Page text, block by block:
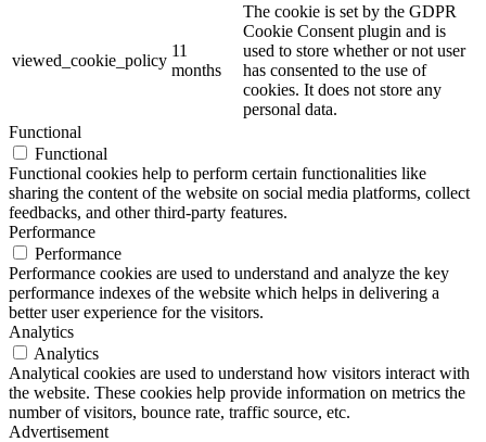
viewed_cookie_policy
11
months
The cookie is set by the GDPR
Cookie Consent plugin and is
used to store whether or not user
has consented to the use of
cookies. It does not store any
personal data.
Functional
Functional
Functional cookies help to perform certain functionalities like
sharing the content of the website on social media platforms, collect
feedbacks, and other third-party features.
Performance
Performance
Performance cookies are used to understand and analyze the key
performance indexes of the website which helps in delivering a
better user experience for the visitors.
Analytics
Analytics
Analytical cookies are used to understand how visitors interact with
the website. These cookies help provide information on metrics the
number of visitors, bounce rate, traffic source, etc.
Advertisement